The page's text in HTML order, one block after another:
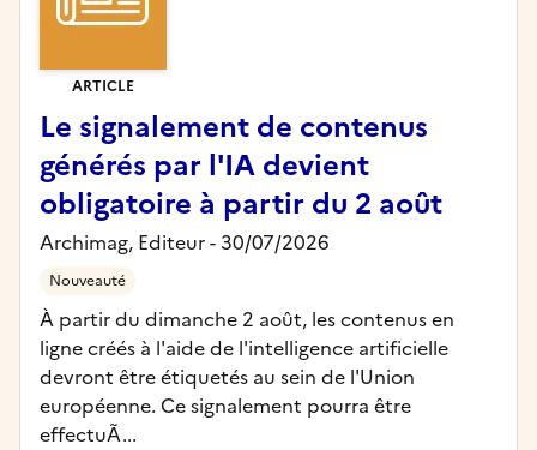
ARTICLE
Le signalement de contenus
générés par l'IA devient
obligatoire à partir du 2 août
Archimag, Editeur- 30/07/2026
Nouveauté
À partir du dimanche 2 août, les contenus en
ligne créés à l'aide de l'intelligence artificielle
devront être étiquetés au sein de l'Union
européenne. Ce signalement pourra être
effectuÃ...